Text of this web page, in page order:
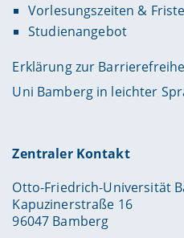
Vorlesungszeiten &
Studienangebot
Erklärung zur
Uni Bamberg in leichter
Zentraler Kontakt
Otto-Friedrich-Universität
Kapuzinerstraße 16
96047 Bamberg